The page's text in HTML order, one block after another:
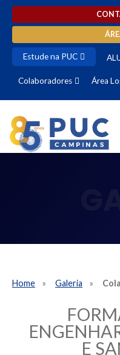
Estude na PUC
Colaboradores Área
Home Galeria
E